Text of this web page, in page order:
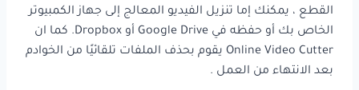
القطع ، يمكنك إما تنزيل الفيديو المعالج إلى جهاز الكمبيوتر
الخاص بك أو حفظه في Google Drive أو Dropbox. كما ان
Online Video Cutter يقوم بحذف الملفات تلقائيًا من الخوادم
بعد الانتهاء من العمل .